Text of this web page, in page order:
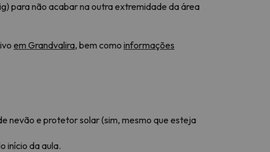
para não acabar na outra extremidade da área
em Grandvalira, bem como informações
nevão e protetor solar (sim, mesmo que esteja
início da aula.